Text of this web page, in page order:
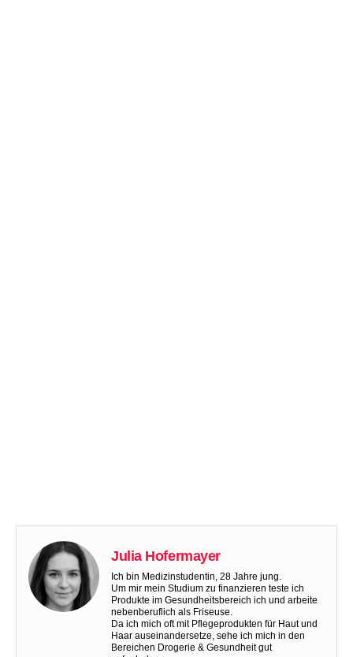
Julia Hofermayer
Ich bin Medizinstudentin, 28 Jahre jung.
Um mir mein Studium zu finanzieren teste ich
Produkte im Gesundheitsbereich ich und arbeite
nebenberuflich als Friseuse.
Da ich mich oft mit Pflegeprodukten für Haut und
Haar auseinandersetze, sehe ich mich in den
Bereichen Drogerie & Gesundheit gut